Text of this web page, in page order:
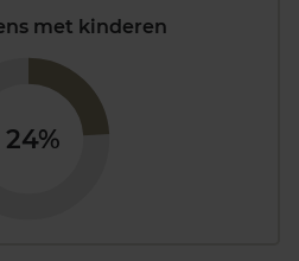
met kinderen
24%